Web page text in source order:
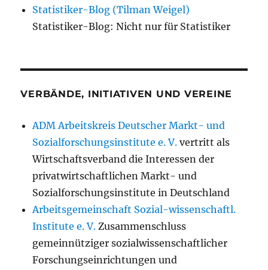
Statistiker-Blog (Tilman Weigel)
Statistiker-Blog: Nicht nur für Statistiker
VERBÄNDE, INITIATIVEN UND VEREINE
ADM Arbeitskreis Deutscher Markt- und
Sozialforschungsinstitute e. V. vertritt als
Wirtschaftsverband die Interessen der
privatwirtschaftlichen Markt- und
Sozialforschungsinstitute in Deutschland
Arbeitsgemeinschaft Sozial-wissenschaftl.
Institute e. V. Zusammenschluss
gemeinnütziger sozialwissenschaftlicher
Forschungseinrichtungen und